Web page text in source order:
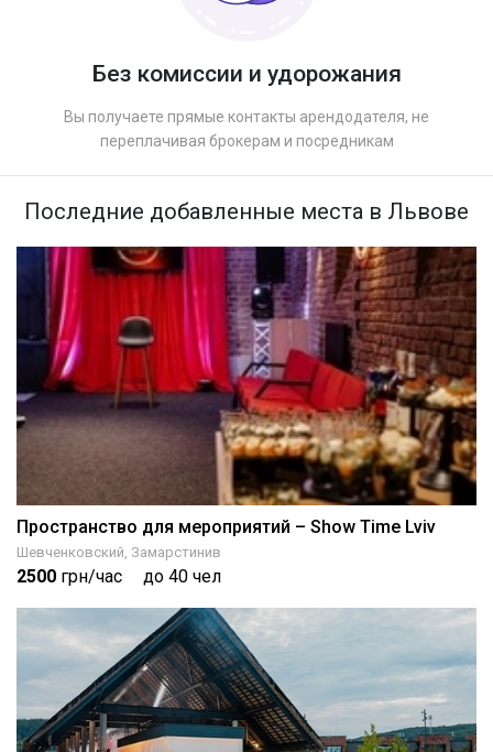
Без комиссии и удорожания
Вы получаете прямые контакты арендодателя, не
переплачивая брокерам и посредникам
Последние добавленные места в Львове
Пространство для мероприятий – Show Time Lviv
Шевченковский, Замарстинив
2500 грн/час до 40 чел